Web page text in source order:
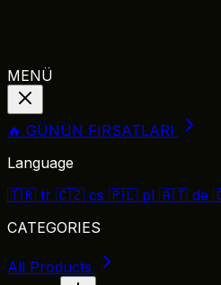
MENÜ
🔥 GÜNÜN FIRSATLARI
Language
🇹🇷 tr 🇨🇿 cs 🇵🇱 pl 🇦🇹 de
CATEGORIES
All Products